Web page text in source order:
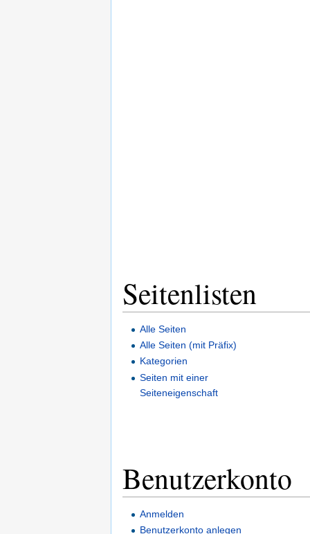
Seitenlisten
Alle Seiten
Alle Seiten (mit Präfix)
Kategorien
Seiten mit einer
Seiteneigenschaft
Benutzerkonto
Anmelden
Benutzerkonto anlegen